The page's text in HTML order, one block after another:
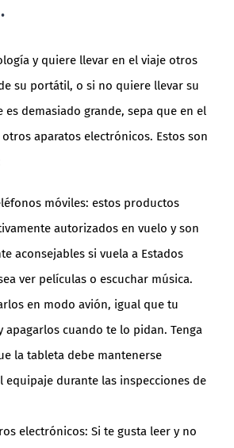
y quiere llevar en el viaje otros
su portátil, o si no quiere llevar su
demasiado grande, sepa que en el
aparatos electrónicos. Estos son
móviles: estos productos
autorizados en vuelo y son
aconsejables si vuela a Estados
ver películas o escuchar música.
en modo avión, igual que tu
apagarlos cuando te lo pidan. Tenga
la tableta debe mantenerse
equipaje durante las inspecciones de
electrónicos: Si te gusta leer y no